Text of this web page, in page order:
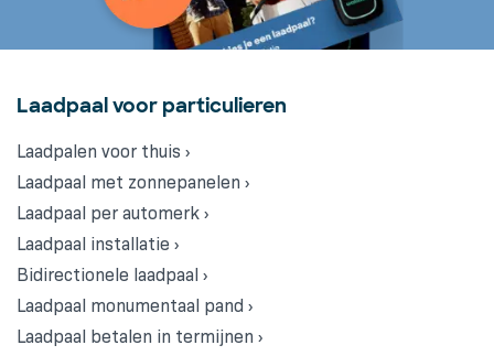
Laadpaal voor particulieren
Laadpalen voor thuis ›
Laadpaal met zonnepanelen ›
Laadpaal per automerk ›
Laadpaal installatie ›
Bidirectionele laadpaal ›
Laadpaal monumentaal pand ›
Laadpaal betalen in termijnen ›